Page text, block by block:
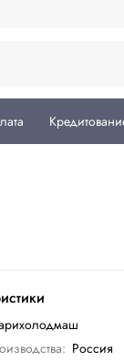
Россия